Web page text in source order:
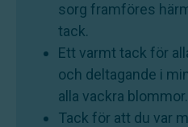
sorg framföres
tack.
Ett varmt tack för
och deltagande i
alla vackra blommor.
Tack för att du var